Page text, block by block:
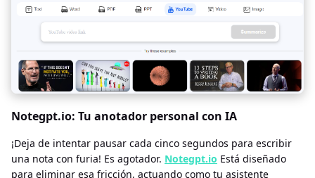
Notegpt.io: Tu anotador personal con IA
¡Deja de intentar pausar cada cinco segundos para escribir
una nota con furia! Es agotador. Notegpt.io Está diseñado
para eliminar esa fricción, actuando como tu asistente